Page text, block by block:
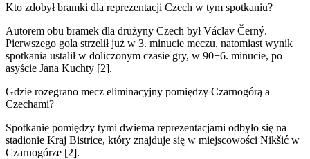
Kto zdobył bramki dla reprezentacji Czech w tym spotkaniu?
Autorem obu bramek dla drużyny Czech był Václav Černý.
Pierwszego gola strzelił już w 3. minucie meczu, natomiast wynik
spotkania ustalił w doliczonym czasie gry, w 90+6. minucie, po
asyście Jana Kuchty [2].
Gdzie rozegrano mecz eliminacyjny pomiędzy Czarnogórą a
Czechami?
Spotkanie pomiędzy tymi dwiema reprezentacjami odbyło się na
stadionie Kraj Bistrice, który znajduje się w miejscowości Nikšić w
Czarnogórze [2].